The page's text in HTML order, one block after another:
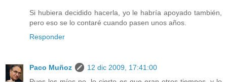
Si hubiera decidido hacerla, yo le habría apoyado también,
pero eso se lo contaré cuando pasen unos años.
Responder
Paco Muñoz
12 dic 2009, 17:41:00